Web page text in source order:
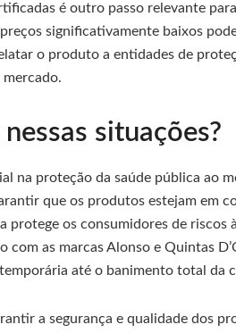
é outro passo relevante
significativamente baixos
o produto a entidades de
situações?
na proteção da saúde pública ao
que os produtos estejam em
protege os consumidores de riscos
com as marcas Alonso e Quintas
até o banimento total da
a segurança e qualidade dos